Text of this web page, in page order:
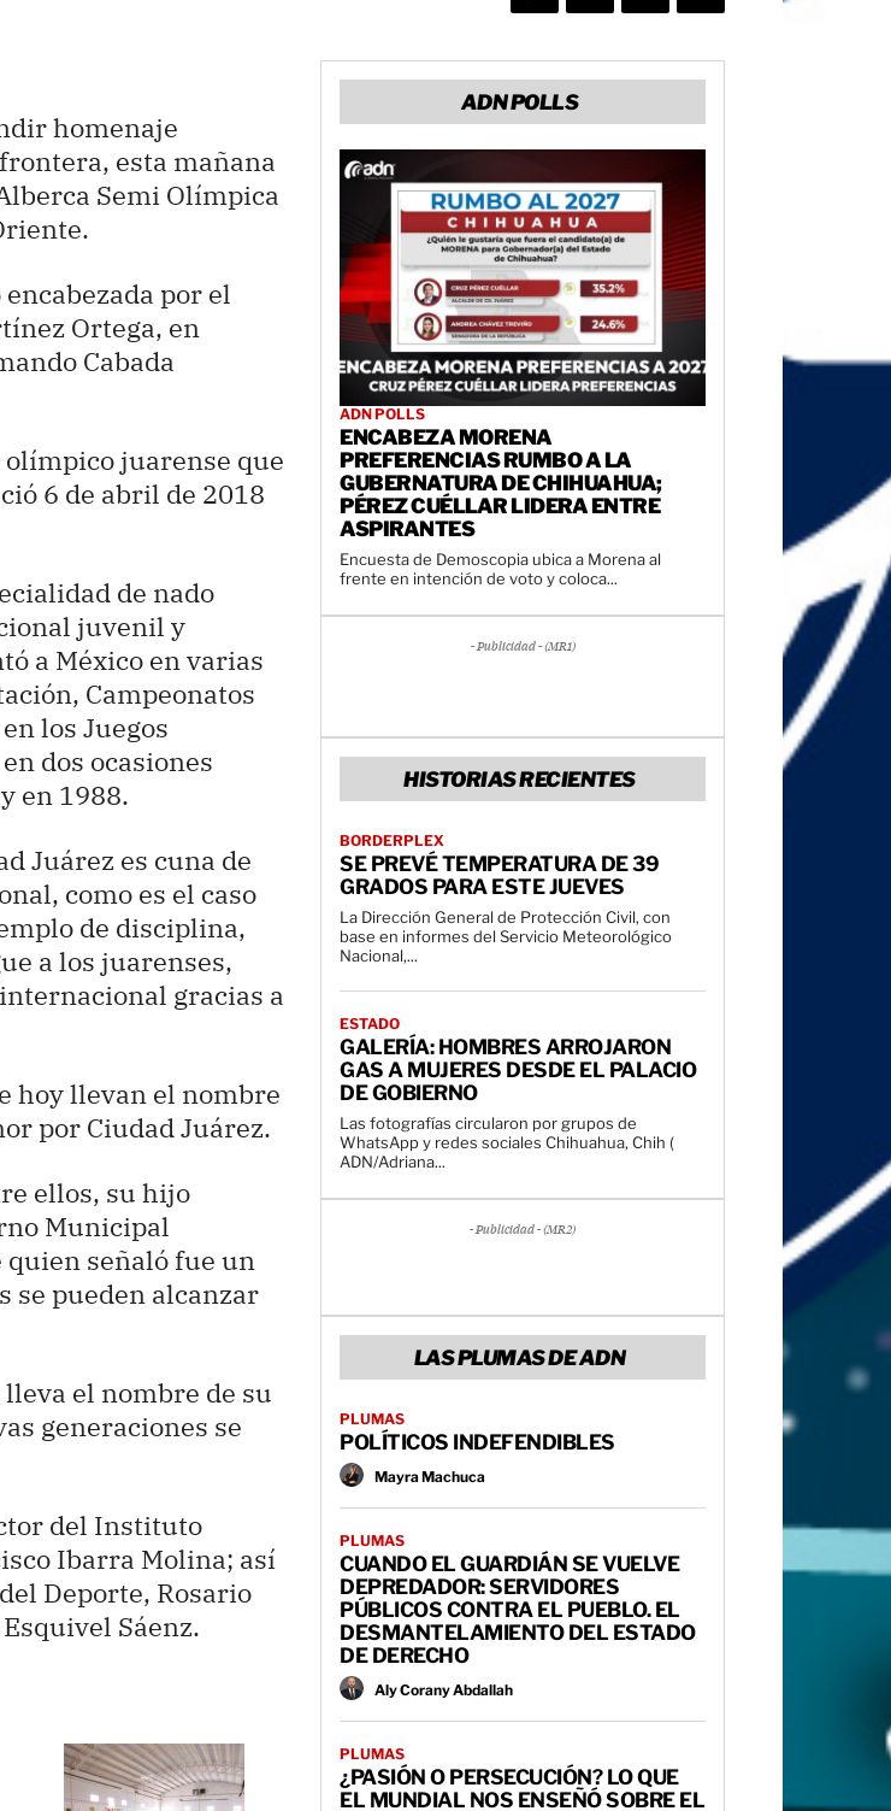
homenaje
esta mañana
Semi Olímpica
por el
Ortega, en
Cabada
juarense que
6 de abril de 2018
de nado
juvenil y
a México en varias
Campeonatos
los Juegos
dos ocasiones
en 1988.
Juárez es cuna de
como es el caso
de disciplina,
a los juarenses,
gracias a
hoy llevan el nombre
por Ciudad Juárez.
ellos, su hijo
Municipal
señaló fue un
se pueden alcanzar
el nombre de su
generaciones se
del Instituto
Ibarra Molina; así
Deporte, Rosario
Sáenz.
ADN POLLS
ADN POLLS
ENCABEZA MORENA
PREFERENCIAS RUMBO A LA
GUBERNATURA DE CHIHUAHUA;
PÉREZ CUÉLLAR LIDERA ENTRE
ASPIRANTES
Encuesta de Demoscopia ubica a Morena al
frente en intención de voto y coloca...
- Publicidad - (MR1)
HISTORIAS RECIENTES
BORDERPLEX
SE PREVÉ TEMPERATURA DE 39
GRADOS PARA ESTE JUEVES
La Dirección General de Protección Civil, con
base en informes del Servicio Meteorológico
Nacional,...
ESTADO
GALERÍA: HOMBRES ARROJARON
GAS A MUJERES DESDE EL PALACIO
DE GOBIERNO
Las fotografías circularon por grupos de
WhatsApp y redes sociales Chihuahua, Chih (
ADN/Adriana...
- Publicidad - (MR2)
LAS PLUMAS DE ADN
PLUMAS
POLÍTICOS INDEFENDIBLES
Mayra Machuca
PLUMAS
CUANDO EL GUARDIÁN SE VUELVE
DEPREDADOR: SERVIDORES
PÚBLICOS CONTRA EL PUEBLO. EL
DESMANTELAMIENTO DEL ESTADO
DE DERECHO
Aly Corany Abdallah
PLUMAS
¿PASIÓN O PERSECUCIÓN? LO QUE
EL MUNDIAL NOS ENSEÑÓ SOBRE EL